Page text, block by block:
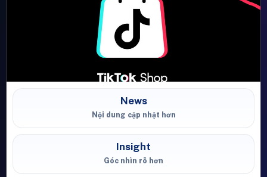
News
Nội dung cập nhật hơn
Insight
Góc nhìn rõ hơn